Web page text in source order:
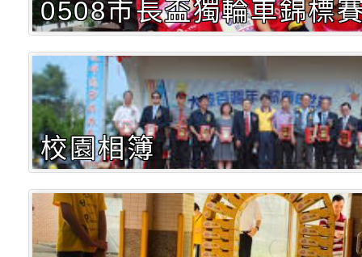
0508市長盃獨輪車錦標
校園相簿